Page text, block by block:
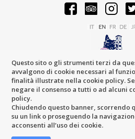
Questo sito o gli strumenti terzi da
avvalgono di cookie necessari al
finalità illustrate nella cookie policy.
negare il consenso a tutti o ad alcuni
policy.
Chiudendo questo banner, scorrendo
su un link o proseguendo la
acconsenti all’uso dei cookie.